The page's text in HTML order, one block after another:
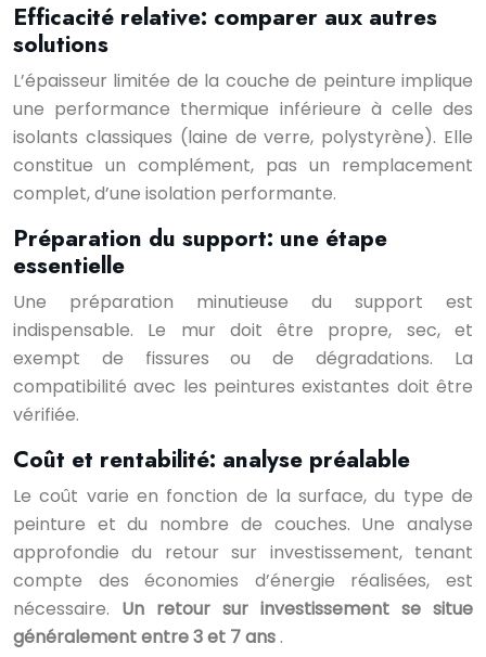
Efficacité relative: comparer aux autres
solutions
L’épaisseur limitée de la couche de peinture implique
une performance thermique inférieure à celle des
isolants classiques (laine de verre, polystyrène). Elle
constitue un complément, pas un remplacement
complet, d’une isolation performante.
Préparation du support: une étape
essentielle
Une préparation minutieuse du support est
indispensable. Le mur doit être propre, sec, et
exempt de fissures ou de dégradations. La
compatibilité avec les peintures existantes doit être
vérifiée.
Coût et rentabilité: analyse préalable
Le coût varie en fonction de la surface, du type de
peinture et du nombre de couches. Une analyse
approfondie du retour sur investissement, tenant
compte des économies d’énergie réalisées, est
nécessaire. Un retour sur investissement se situe
généralement entre 3 et 7 ans .